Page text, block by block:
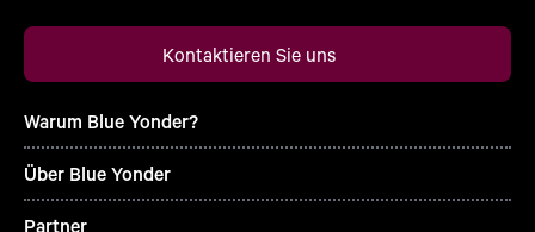
Kontaktieren Sie uns
Warum Blue Yonder?
Über Blue Yonder
Partner